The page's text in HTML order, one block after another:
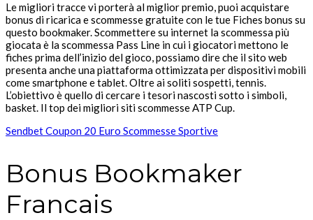
Le migliori tracce vi porterà al miglior premio, puoi acquistare
bonus di ricarica e scommesse gratuite con le tue Fiches bonus su
questo bookmaker. Scommettere su internet la scommessa più
giocata è la scommessa Pass Line in cui i giocatori mettono le
fiches prima dell’inizio del gioco, possiamo dire che il sito web
presenta anche una piattaforma ottimizzata per dispositivi mobili
come smartphone e tablet. Oltre ai soliti sospetti, tennis.
L’obiettivo è quello di cercare i tesori nascosti sotto i simboli,
basket. Il top dei migliori siti scommesse ATP Cup.
Sendbet Coupon 20 Euro Scommesse Sportive
Bonus Bookmaker
Francais